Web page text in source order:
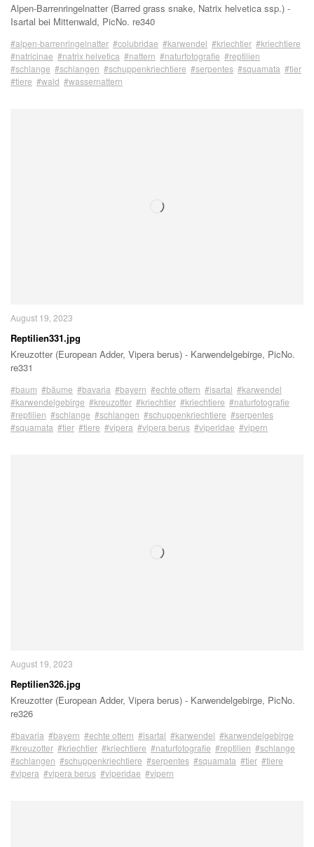
Alpen-Barrenringelnatter (Barred grass snake, Natrix helvetica ssp.) -
Isartal bei Mittenwald, PicNo. re340
#alpen-barrenringelnatter #colubridae #karwendel #kriechtier #kriechtiere
#natricinae #natrix helvetica #nattern #naturfotografie #reptilien
#schlange #schlangen #schuppenkriechtiere #serpentes #squamata #tier
#tiere #wald #wassernattern
August 19, 2023
Reptilien331.jpg
Kreuzotter (European Adder, Vipera berus) - Karwendelgebirge, PicNo.
re331
#baum #bäume #bavaria #bayern #echte ottern #isartal #karwendel
#karwendelgebirge #kreuzotter #kriechtier #kriechtiere #naturfotografie
#reptilien #schlange #schlangen #schuppenkriechtiere #serpentes
#squamata #tier #tiere #vipera #vipera berus #viperidae #vipern
August 19, 2023
Reptilien326.jpg
Kreuzotter (European Adder, Vipera berus) - Karwendelgebirge, PicNo.
re326
#bavaria #bayern #echte ottern #isartal #karwendel #karwendelgebirge
#kreuzotter #kriechtier #kriechtiere #naturfotografie #reptilien #schlange
#schlangen #schuppenkriechtiere #serpentes #squamata #tier #tiere
#vipera #vipera berus #viperidae #vipern